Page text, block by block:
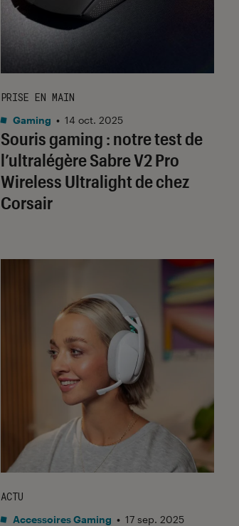
Souris gaming : notre test de
l’ultralégère Sabre V2 Pro
Wireless Ultralight de chez
Corsair
PRISE EN MAIN
Gaming • 14 oct. 2025
ACTU
Accessoires Gaming • 17 sep. 2025